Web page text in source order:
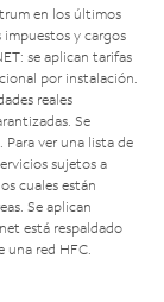
en los últimos
y cargos
se aplican tarifas
por instalación.
reales
Se
ver una lista de
sujetos a
cuales están
Se aplican
está respaldado
red HFC.